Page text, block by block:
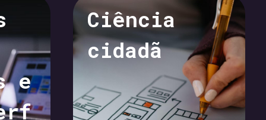
e
Ciência
cidadã